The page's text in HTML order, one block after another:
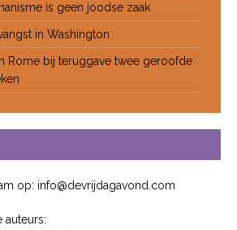
is geen joodse zaak
in Washington
Rome bij teruggave twee geroofde
op: info@devrijdagavond.com
auteurs: